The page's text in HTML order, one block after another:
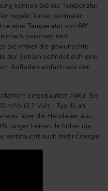
können Sie die Temperatur
regeln. Unter optimalen
eine Temperatur von 68°
zwischen den
Sie immer die gewünschte
der Sohlen befindet sich eine
Aufladen einfach aus den
eingebautem Akku. Sie
mAh (3,7 Volt - Typ III) an
über die Heizdauer aus.
länger heizen. Je höher die
verbraucht auch mehr Energie.